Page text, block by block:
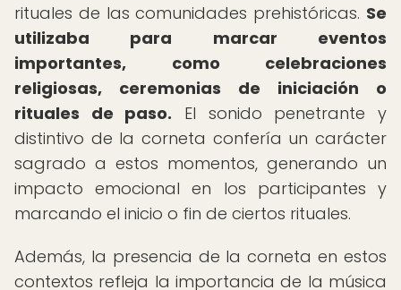
rituales de las comunidades prehistóricas. Se
utilizaba para marcar eventos
importantes, como celebraciones
religiosas, ceremonias de iniciación o
rituales de paso. El sonido penetrante y
distintivo de la corneta confería un carácter
sagrado a estos momentos, generando un
impacto emocional en los participantes y
marcando el inicio o fin de ciertos rituales.
Además, la presencia de la corneta en estos
contextos refleja la importancia de la música